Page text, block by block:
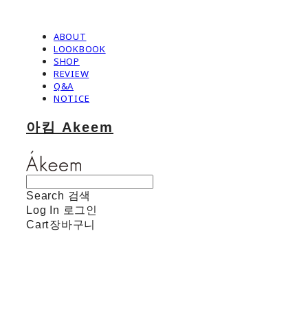
ABOUT
LOOKBOOK
SHOP
REVIEW
Q&A
NOTICE
아킴 Akeem
Search 검색
Log In 로그인
Cart장바구니